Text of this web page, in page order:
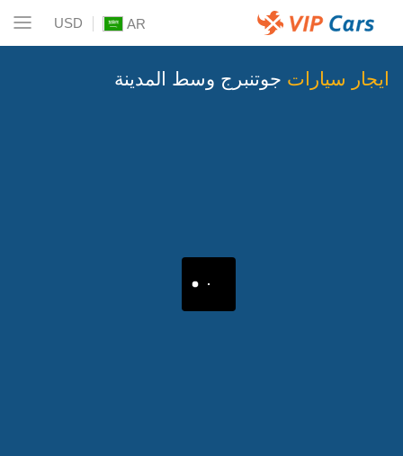
AR
USD
ايجار سيارات جوتنبرج وسط المدينة